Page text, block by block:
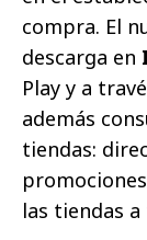
compra. El
descarga en
Play y a
además
tiendas:
las tiendas